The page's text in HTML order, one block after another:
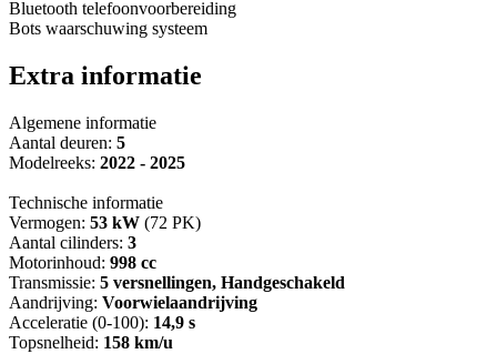
Bluetooth telefoonvoorbereiding
Bots waarschuwing systeem
Extra informatie
Algemene informatie
Aantal deuren: 5
Modelreeks: 2022 - 2025
Technische informatie
Vermogen: 53 kW (72 PK)
Aantal cilinders: 3
Motorinhoud: 998 cc
Transmissie: 5 versnellingen, Handgeschakeld
Aandrijving: Voorwielaandrijving
Acceleratie (0-100): 14,9 s
Topsnelheid: 158 km/u